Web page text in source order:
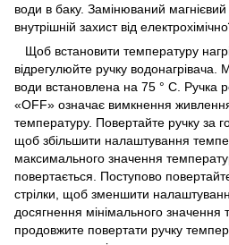
води в баку. Замінюваний
внутрішній захист від
Щоб встановити температуру
відрегулюйте ручку
води встановлена на 75 ° C. Ручка
«OFF» означає вимкнення
температуру. Повертайте ручку за
щоб збільшити налаштування
максимального значення
повертається. Поступово
стрілки, щоб зменшити
досягнення мінімального
продовжите повертати ручку